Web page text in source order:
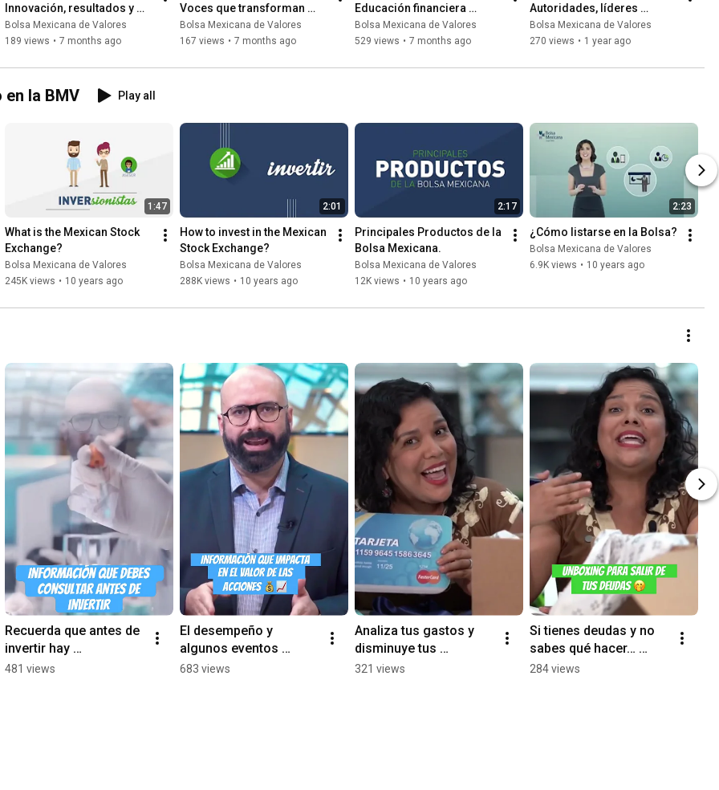
Innovación, resultados y
visión en el Grupo BMV
Bolsa Mexicana de Valores
189 views • 7 months ago
Voces que transforman
desde la Bolsa Mexicana de
Valores
Bolsa Mexicana de Valores
167 views • 7 months ago
Educación financiera
aplicada y formación de
inversionistas | Video
Bolsa Mexicana de Valores
529 views • 7 months ago
Autoridades, líderes
empresariales y expertos
Bolsa Mexicana de Valores
270 views • 1 year ago
la BMV Play all
1:47
What is the Mexican Stock
Exchange?
Bolsa Mexicana de Valores
245K views • 10 years ago
2:01
How to invest in the Mexican
Stock Exchange?
Bolsa Mexicana de Valores
288K views • 10 years ago
2:17
Principales Productos de la
Bolsa Mexicana.
Bolsa Mexicana de Valores
12K views • 10 years ago
2:23
¿Cómo listarse en la Bolsa?
Bolsa Mexicana de Valores
6.9K views • 10 years ago
Recuerda que antes de
invertir hay
información que debes
481 views
El desempeño y
algunos eventos
impactan en el precio
683 views
Analiza tus gastos y
disminuye tus
compromisos
321 views
Si tienes deudas y no
sabes qué hacer…
¡necesitas ver este
284 views